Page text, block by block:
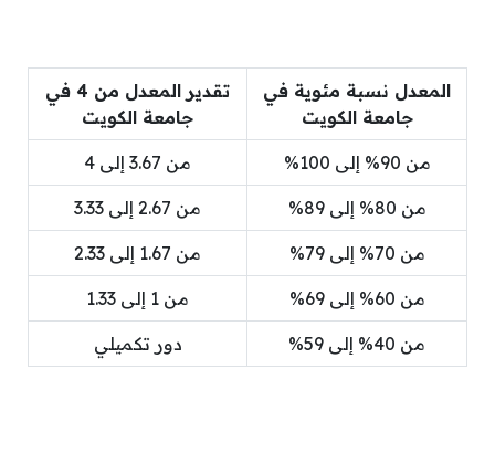
المعدل نسبة مئوية في
جامعة الكويت
تقدير المعدل من 4 في
جامعة الكويت
من 90% إلى 100% من 3.67 إلى 4
من 80% إلى 89% من 2.67 إلى 3.33
من 70% إلى 79% من 1.67 إلى 2.33
من 60% إلى 69% من 1 إلى 1.33
من 40% إلى 59% دور تكميلي